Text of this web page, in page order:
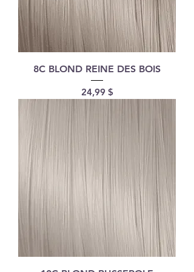
8C BLOND REINE DES BOIS
Prix
24,99 $